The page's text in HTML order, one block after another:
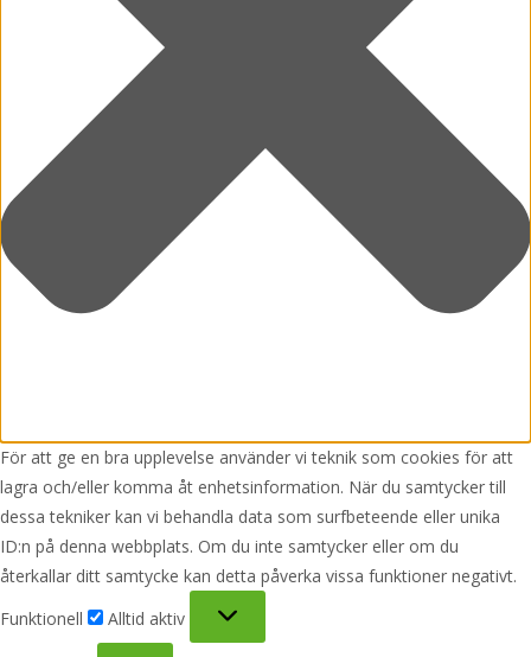
För att ge en bra upplevelse använder vi teknik som cookies för att
lagra och/eller komma åt enhetsinformation. När du samtycker till
dessa tekniker kan vi behandla data som surfbeteende eller unika
ID:n på denna webbplats. Om du inte samtycker eller om du
återkallar ditt samtycke kan detta påverka vissa funktioner negativt.
Funktionell
Alltid aktiv